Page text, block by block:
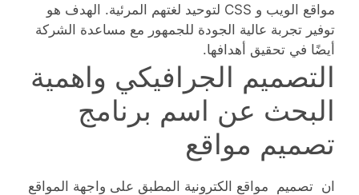
مواقع الويب و CSS لتوحيد لغتهم المرئية. الهدف هو
توفير تجربة عالية الجودة للجمهور مع مساعدة الشركة
أيضًا في تحقيق أهدافها.
التصميم الجرافيكي واهمية
البحث عن اسم برنامج
تصميم مواقع
ان تصميم مواقع الكترونية المطبق على واجهة المواقع